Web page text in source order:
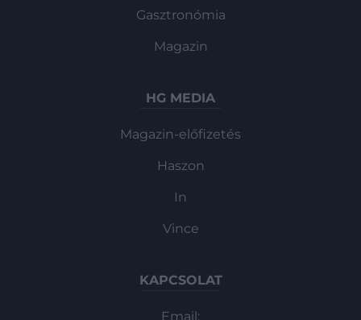
Gasztronómia
Magazin
HG MEDIA
Magazin-előfizetés
Haszon
In
Vince
KAPCSOLAT
Email: